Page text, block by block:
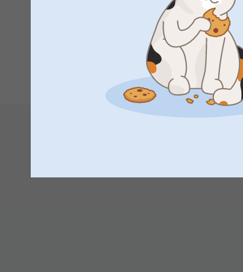
Bra storlek på skålen, snygg dekor och snabb leverans!
1